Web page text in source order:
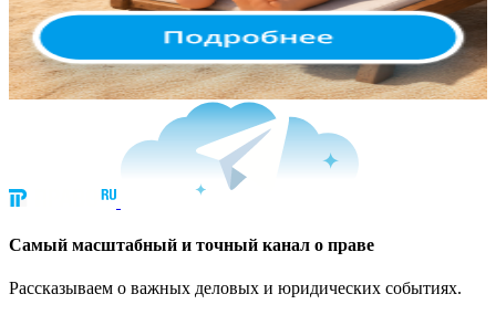
Cамый масштабный и точный канал о праве
Рассказываем о важных деловых и юридических событиях.